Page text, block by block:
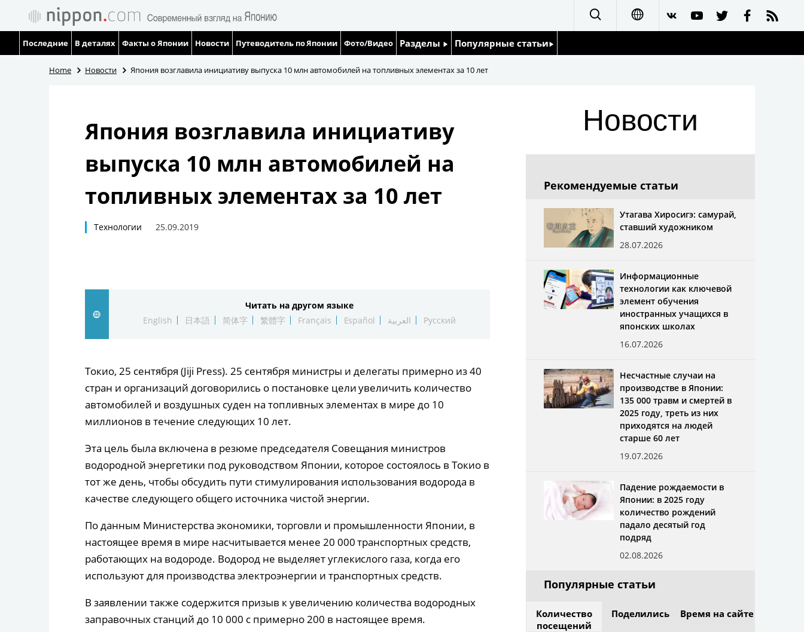
العربية
Последние В деталях Факты о Японии Новости Путеводитель по Японии Фото/Видео Разделы
Люди
Политика
Экономика
Общество
Токио
Популярные статьи
Японский язык
Home Новости Япония возглавила инициативу выпуска 10 млн автомобилей на топливных элементах за 10 лет
Япония возглавила инициативу
выпуска 10 млн автомобилей на
топливных элементах за 10 лет
Технологии 25.09.2019
Читать на другом языке
English
日本語 简体字 繁體字 Français Español العربية Русский
Токио, 25 сентября (Jiji Press). 25 сентября министры и делегаты примерно из 40
стран и организаций договорились о постановке цели увеличить количество
автомобилей и воздушных суден на топливных элементах в мире до 10
миллионов в течение следующих 10 лет.
Эта цель была включена в резюме председателя Совещания министров
водородной энергетики под руководством Японии, которое состоялось в Токио в
тот же день, чтобы обсудить пути стимулирования использования водорода в
качестве следующего общего источника чистой энергии.
По данным Министерства экономики, торговли и промышленности Японии, в
настоящее время в мире насчитывается менее 20 000 транспортных средств,
работающих на водороде. Водород не выделяет углекислого газа, когда его
используют для производства электроэнергии и транспортных средств.
В заявлении также содержится призыв к увеличению количества водородных
заправочных станций до 10 000 с примерно 200 в настоящее время.
Новости
Рекомендуемые статьи
Утагава Хиросигэ: самурай,
ставший художником
28.07.2026
Информационные
технологии как ключевой
элемент обучения
иностранных учащихся в
японских школах
16.07.2026
Несчастные случаи на
производстве в Японии:
135 000 травм и смертей в
2025 году, треть из них
приходятся на людей
старше 60 лет
19.07.2026
Падение рождаемости в
Японии: в 2025 году
количество рождений
падало десятый год
подряд
02.08.2026
Популярные статьи
Количество
посещений
Поделились Время на сайте